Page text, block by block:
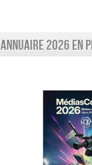
Annuaire 2026 en